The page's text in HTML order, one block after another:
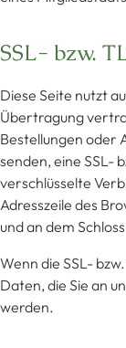
SSL- bzw.
Diese Seite nutzt
Übertragung
Bestellungen oder
senden, eine SSL-
verschlüsselte
Adresszeile des
und an dem
Wenn die SSL-
Daten, die Sie an
werden.